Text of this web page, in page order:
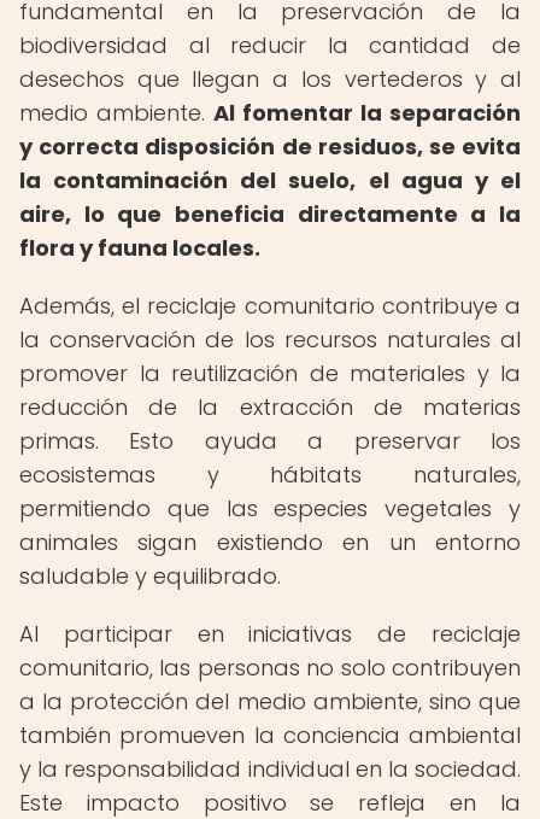
fundamental en la preservación de la
biodiversidad al reducir la cantidad de
desechos que llegan a los vertederos y al
medio ambiente. Al fomentar la separación
y correcta disposición de residuos, se evita
la contaminación del suelo, el agua y el
aire, lo que beneficia directamente a la
flora y fauna locales.
Además, el reciclaje comunitario contribuye a
la conservación de los recursos naturales al
promover la reutilización de materiales y la
reducción de la extracción de materias
primas. Esto ayuda a preservar los
ecosistemas y hábitats naturales,
permitiendo que las especies vegetales y
animales sigan existiendo en un entorno
saludable y equilibrado.
Al participar en iniciativas de reciclaje
comunitario, las personas no solo contribuyen
a la protección del medio ambiente, sino que
también promueven la conciencia ambiental
y la responsabilidad individual en la sociedad.
Este impacto positivo se refleja en la